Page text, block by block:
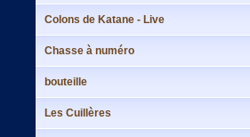
Colons de Katane - Live
Chasse à numéro
bouteille
Les Cuillères